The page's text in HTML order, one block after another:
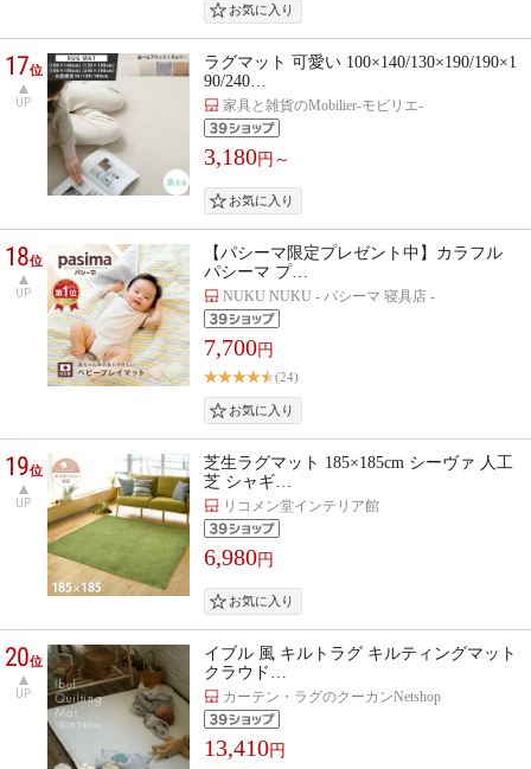
17位
UP
ラグマット 可愛い 100×140/130×190/190×1
90/240…
家具と雑貨のMobilier-モビリエ-
3,180円～
18位
UP
【パシーマ限定プレゼント中】カラフル
パシーマ プ…
NUKU NUKU - パシーマ 寝具店 -
7,700円
(24)
19位
UP
芝生ラグマット 185×185cm シーヴァ 人工
芝 シャギ…
リコメン堂インテリア館
6,980円
20位
UP
イブル 風 キルトラグ キルティングマット
クラウド…
カーテン・ラグのクーカンNetshop
13,410円